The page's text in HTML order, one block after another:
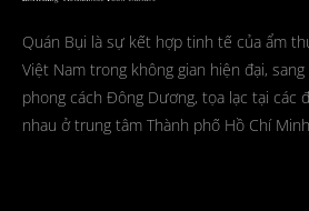
Quán Bụi là sự kết hợp tinh tế của ẩm
Việt Nam trong không gian hiện đại,
phong cách Đông Dương, tọa lạc tại các
nhau ở trung tâm Thành phố Hồ Chí Minh.